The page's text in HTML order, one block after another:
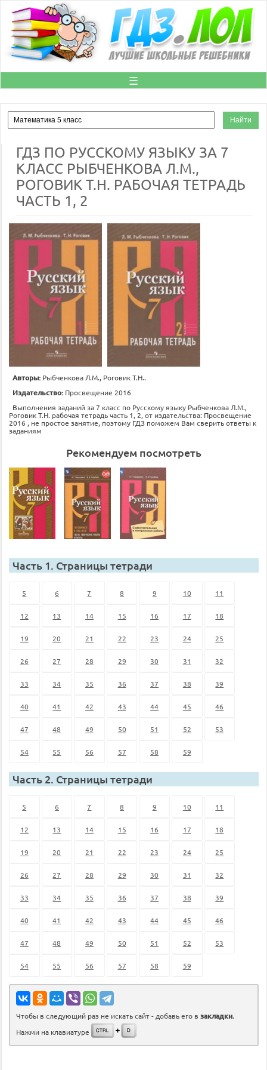
☰
ГДЗ ПО РУССКОМУ ЯЗЫКУ ЗА 7
КЛАСС РЫБЧЕНКОВА Л.М.,
РОГОВИК Т.Н. РАБОЧАЯ ТЕТРАДЬ
ЧАСТЬ 1, 2
Авторы: Рыбченкова Л.М., Роговик Т.Н..
Издательство: Просвещение 2016
Выполнения заданий за 7 класс по Русскому языку Рыбченкова Л.М.,
Роговик Т.Н. рабочая тетрадь часть 1, 2, от издательства: Просвещение
2016 , не простое занятие, поэтому ГДЗ поможем Вам сверить ответы к
заданиям
Рекомендуем посмотреть
Часть 1. Страницы тетради
5 6 7 8 9 10 11
12 13 14 15 16 17 18
19 20 21 22 23 24 25
26 27 28 29 30 31 32
33 34 35 36 37 38 39
40 41 42 43 44 45 46
47 48 49 50 51 52 53
54 55 56 57 58 59
Часть 2. Страницы тетради
5 6 7 8 9 10 11
12 13 14 15 16 17 18
19 20 21 22 23 24 25
26 27 28 29 30 31 32
33 34 35 36 37 38 39
40 41 42 43 44 45 46
47 48 49 50 51 52 53
54 55 56 57 58 59
Чтобы в следующий раз не искать сайт - добавь его в закладки.
Нажми на клавиатуре